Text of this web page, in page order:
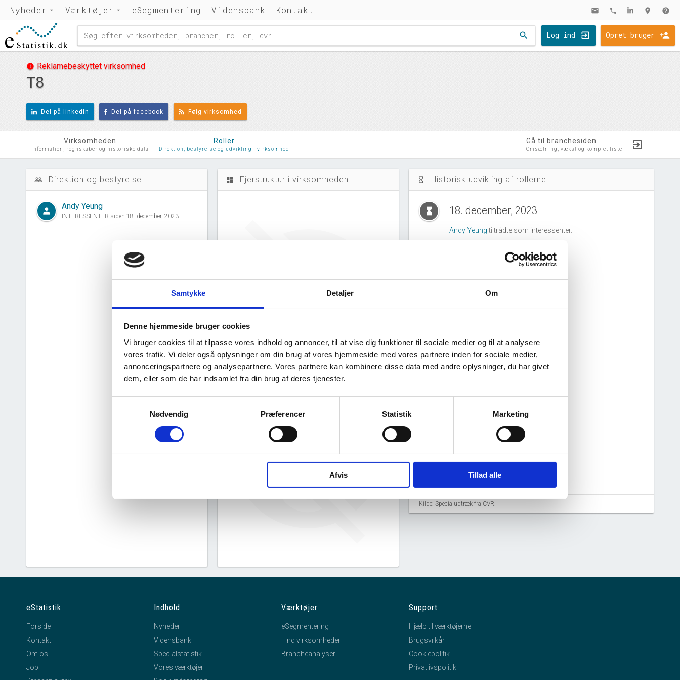
Samtykke Detaljer Om
Denne hjemmeside bruger cookies
Vi bruger cookies til at tilpasse vores indhold og annoncer, til at vise dig funktioner til sociale medier og til at analysere
vores trafik. Vi deler også oplysninger om din brug af vores hjemmeside med vores partnere inden for sociale medier,
annonceringspartnere og analysepartnere. Vores partnere kan kombinere disse data med andre oplysninger, du har givet
dem, eller som de har indsamlet fra din brug af deres tjenester.
Nødvendig
Præferencer Statistik Marketing
Afvis Tillad alle
Nyheder Værktøjer eSegmentering Vidensbank Kontakt mail phone location_on help
search Log ind Opret bruger
error Reklamebeskyttet virksomhed
T8
Del på linkedIn Del på facebook Følg virksomhed
Virksomheden
Information, regnskaber og historiske data
Roller
Direktion, bestyrelse og udvikling i virksomhed
Gå til branchesiden
Omsætning, vækst og komplet liste
people_outline Direktion og bestyrelse
person Andy Yeung
INTERESSENTER siden 18. december, 2023
dashboard Ejerstruktur i virksomheden
deres ejerstruktur.
dashboard Virksomhedens datterselskaber
T8 har ingen datterselskaber.
hourglass_empty Historisk udvikling af rollerne
hourglass_full 18. december, 2023
Andy Yeungtiltrådte som interessenter.
Kilde: Specialudtræk fra CVR.
eStatistik
Forside
Kontakt
Om os
Job
Indhold
Nyheder
Vidensbank
Specialstatistik
Vores værktøjer
Værktøjer
eSegmentering
Find virksomheder
Brancheanalyser
Support
Hjælp til værktøjerne
Brugsvilkår
Cookiepolitik
Privatlivspolitik